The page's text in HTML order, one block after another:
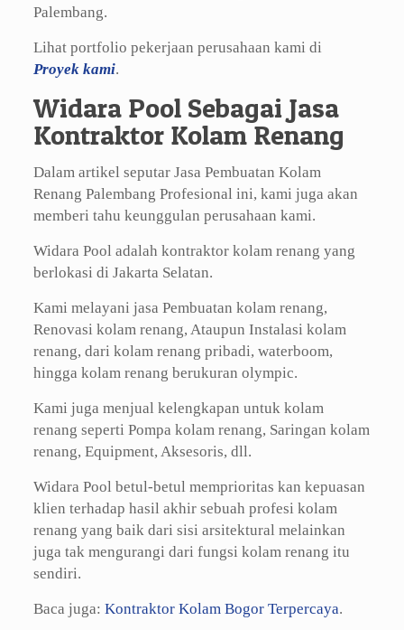
Palembang.
Lihat portfolio pekerjaan perusahaan kami di
Proyek kami.
Widara Pool Sebagai Jasa
Kontraktor Kolam Renang
Dalam artikel seputar Jasa Pembuatan Kolam
Renang Palembang Profesional ini, kami juga akan
memberi tahu keunggulan perusahaan kami.
Widara Pool adalah kontraktor kolam renang yang
berlokasi di Jakarta Selatan.
Kami melayani jasa Pembuatan kolam renang,
Renovasi kolam renang, Ataupun Instalasi kolam
renang, dari kolam renang pribadi, waterboom,
hingga kolam renang berukuran olympic.
Kami juga menjual kelengkapan untuk kolam
renang seperti Pompa kolam renang, Saringan kolam
renang, Equipment, Aksesoris, dll.
Widara Pool betul-betul memprioritas kan kepuasan
klien terhadap hasil akhir sebuah profesi kolam
renang yang baik dari sisi arsitektural melainkan
juga tak mengurangi dari fungsi kolam renang itu
sendiri.
Baca juga: Kontraktor Kolam Bogor Terpercaya.